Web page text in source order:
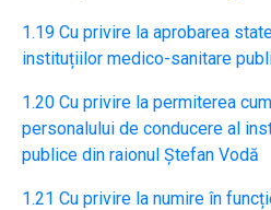
1.19 Cu privire la aprobarea
instituțiilor medico-sanitare
1.20 Cu privire la permiterea
personalului de conducere al
publice din raionul Ștefan Vodă
1.21 Cu privire la numire în